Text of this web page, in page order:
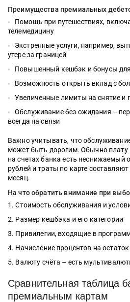
Преимущества премиальных
Помощь при путешествиях,
телемедицину
Экстренные услуги, например,
утере за границей
Повышенный кешбэк и бонусы
Возможность открыть вклад с
Увеличенные лимиты на снятие и
Обслуживание без ожидания –
всегда на связи
Важно учитывать, что
может быть дорогим. Обычно плату
на счетах банка есть неснижаемый
рублей и траты по карте
месяц.
На что обратить внимание при
Стоимость обслуживания и
Размер кешбэка и его категории
Привилегии, входящие в
Начисление процентов на остаток
Валюту счёта – есть
Сравнительная таблица
премиальным картам